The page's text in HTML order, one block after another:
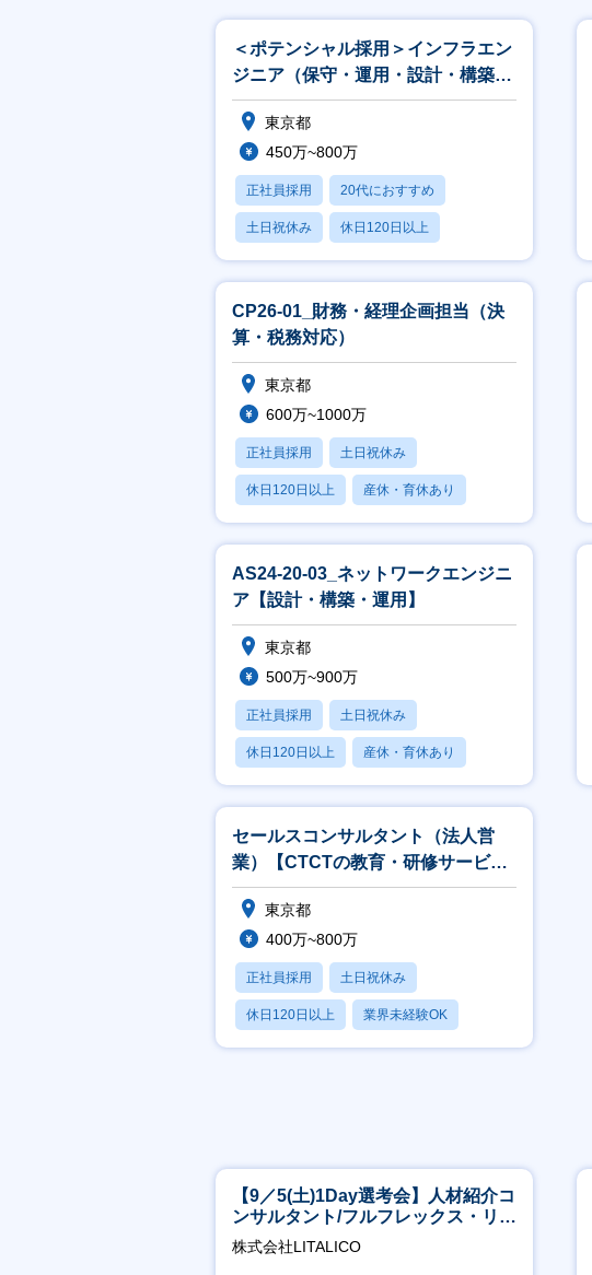
＜ポテンシャル採用＞インフラエン
ジニア（保守・運用・設計・構築）
【CTCグループ】
東京都
450万~800万
正社員採用 20代におすすめ
土日祝休み 休日120日以上
産休・育休あり
CP26-01_財務・経理企画担当（決
算・税務対応）
東京都
600万~1000万
正社員採用 土日祝休み
休日120日以上 産休・育休あり
月残業20時間以内
AS24-20-03_ネットワークエンジニ
ア【設計・構築・運用】
東京都
500万~900万
正社員採用 土日祝休み
休日120日以上 産休・育休あり
賞与あり
セールスコンサルタント（法人営
業）【CTCTの教育・研修サービス
提案／残業20h】
東京都
400万~800万
正社員採用 土日祝休み
休日120日以上 業界未経験OK
産休・育休あり
【9／5(土)1Day選考会】人材紹介コ
ンサルタント/フルフレックス・リモ
ート/育休最長6年取得可
株式会社LITALICO